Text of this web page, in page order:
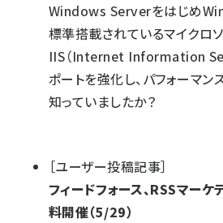
Windows Serverをはじめ
標準搭載されているマイクロ
IIS（Internet Information
ポートを強化し、パフォーマ
知っていましたか？
［ユーザー投稿記事］
フィードフォース、RSSマー
料開催（5/29）